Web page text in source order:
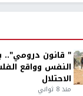
" قانون درومي"..
النفس وواقع
الاحتلال
منذ 8 ثواني